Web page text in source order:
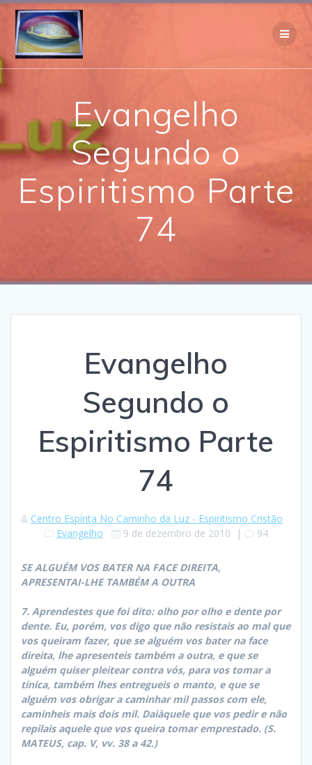
Skip
Evangelho
Segundo o
Espiritismo Parte
74
Evangelho
Segundo o
Espiritismo Parte
74
Centro Espírita No Caminho da Luz - Espiritismo Cristão
Evangelho
9 de dezembro de 2010 | 94
SE ALGUÉM VOS BATER NA FACE DIREITA,
APRESENTAI-LHE TAMBÉM A OUTRA
7. Aprendestes que foi dito: olho por olho e dente por
dente. Eu, porém, vos digo que não resistais ao mal que
vos queiram fazer, que se alguém vos bater na face
direita, lhe apresenteis também a outra, e que se
alguém quiser pleitear contra vós, para vos tomar a
tínica, também lhes entregueis o manto, e que se
alguém vos obrigar a caminhar mil passos com ele,
caminheis mais dois mil. Daiàquele que vos pedir e não
repilais aquele que vos queira tomar emprestado. (S.
MATEUS, cap. V, vv. 38 a 42.)